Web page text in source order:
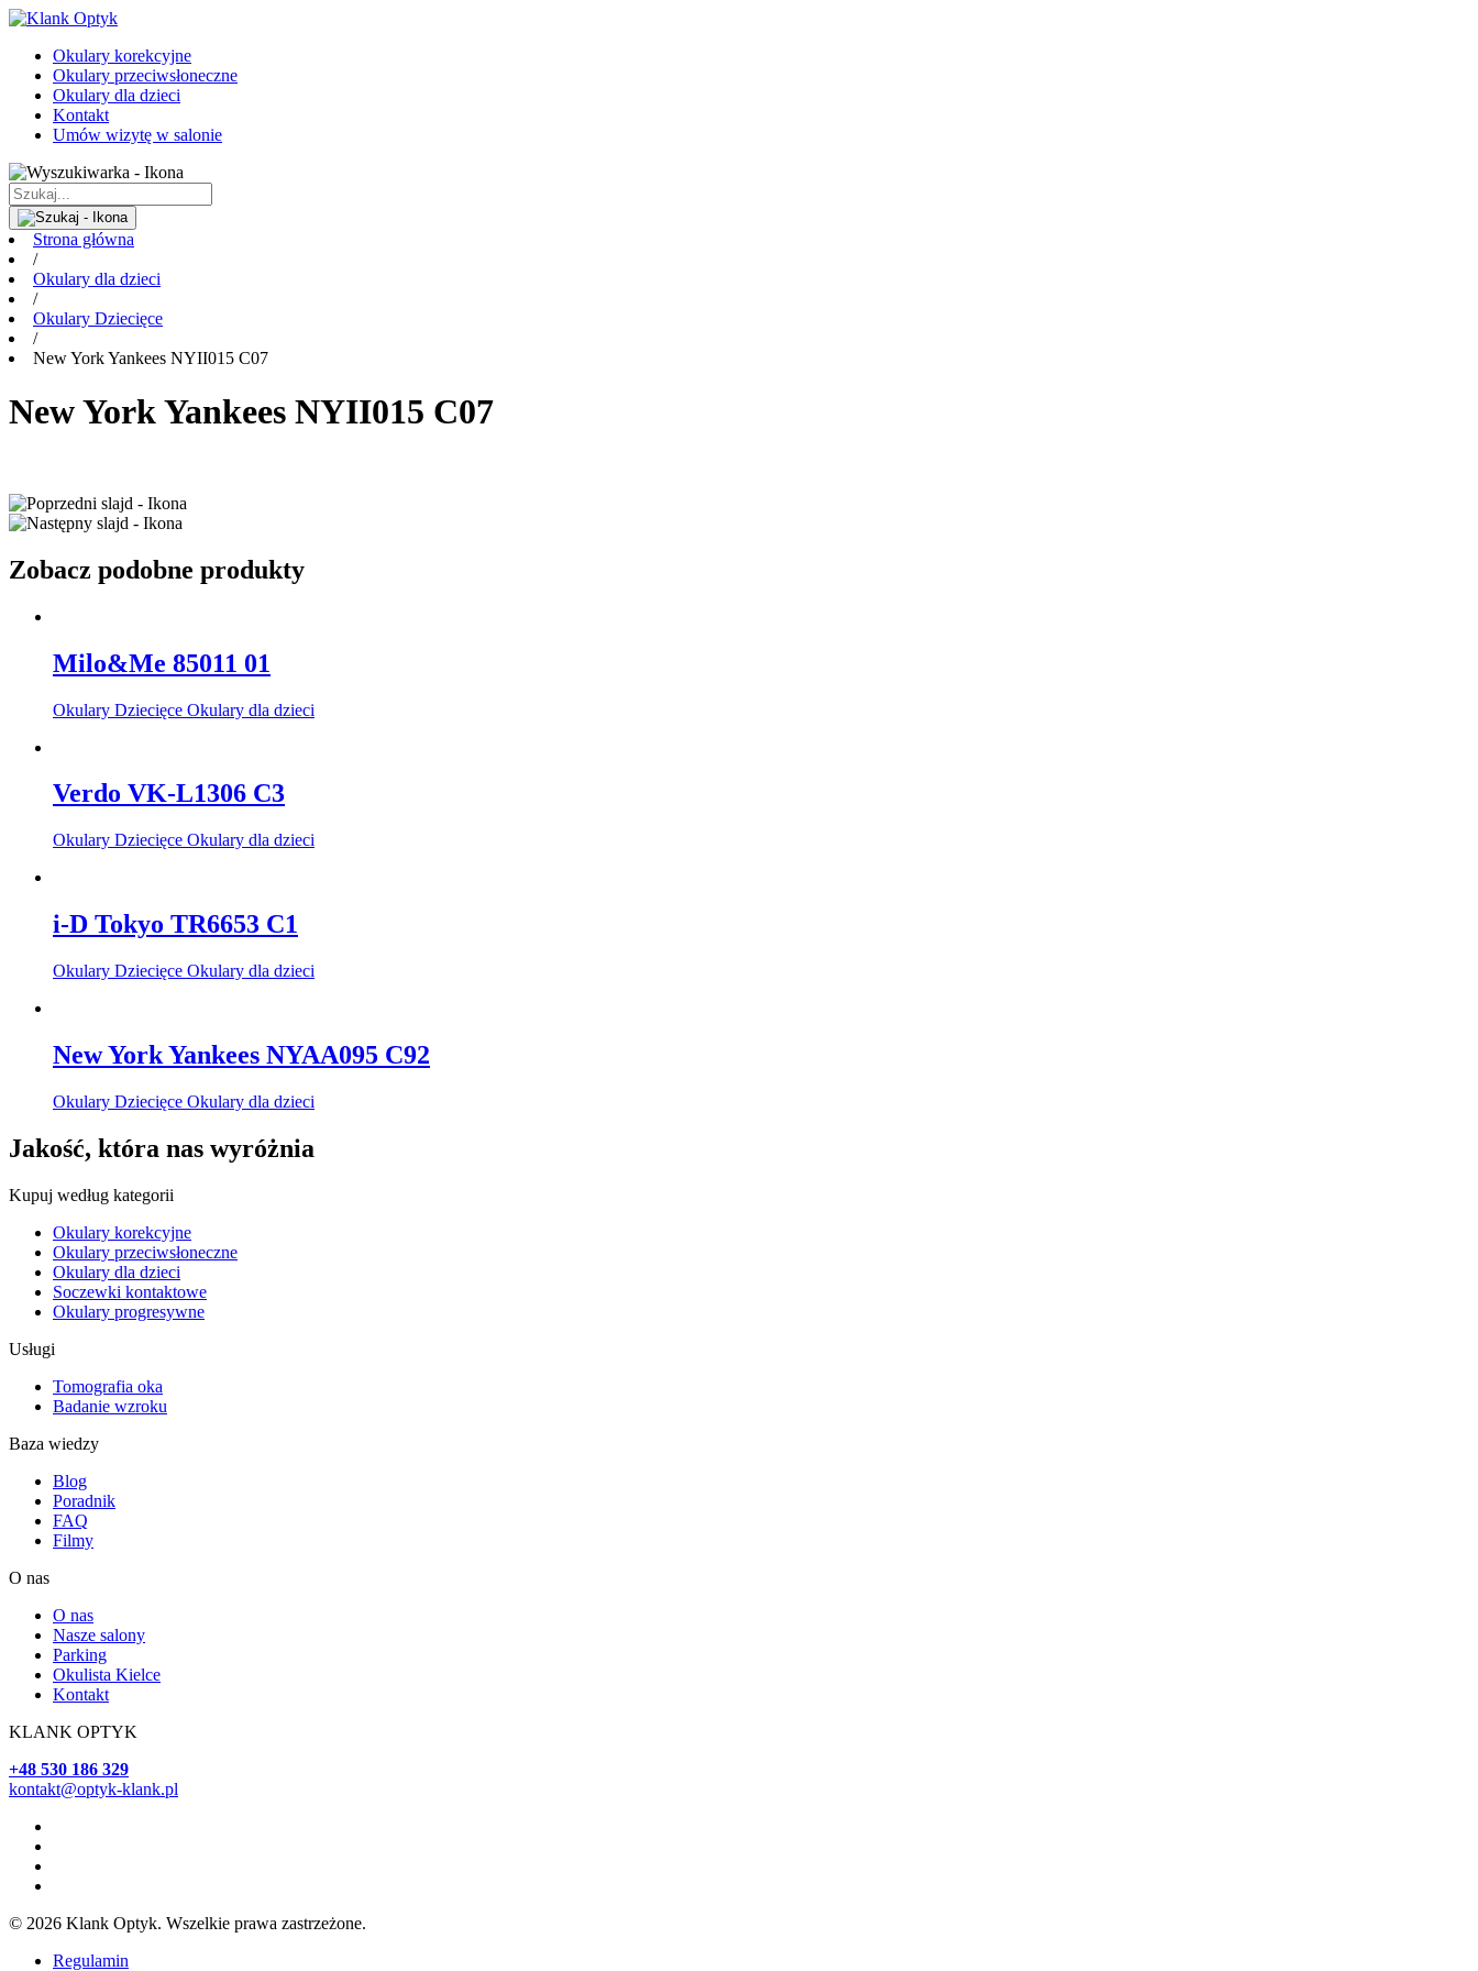
Okulary korekcyjne
Okulary przeciwsłoneczne
Okulary dla dzieci
Kontakt
Umów wizytę w salonie
Strona główna
/
Okulary dla dzieci
/
Okulary Dziecięce
/
New York Yankees NYII015 C07
New York Yankees NYII015 C07
Zobacz podobne produkty
Milo&Me 85011 01
Okulary Dziecięce Okulary dla dzieci
Verdo VK-L1306 C3
Okulary Dziecięce Okulary dla dzieci
i-D Tokyo TR6653 C1
Okulary Dziecięce Okulary dla dzieci
New York Yankees NYAA095 C92
Okulary Dziecięce Okulary dla dzieci
Jakość, która nas wyróżnia
Kupuj według kategorii
Okulary korekcyjne
Okulary przeciwsłoneczne
Okulary dla dzieci
Soczewki kontaktowe
Okulary progresywne
Usługi
Tomografia oka
Badanie wzroku
Baza wiedzy
Blog
Poradnik
FAQ
Filmy
O nas
O nas
Nasze salony
Parking
Okulista Kielce
Kontakt
KLANK OPTYK
+48 530 186 329
kontakt@optyk-klank.pl
© 2026 Klank Optyk. Wszelkie prawa zastrzeżone.
Regulamin